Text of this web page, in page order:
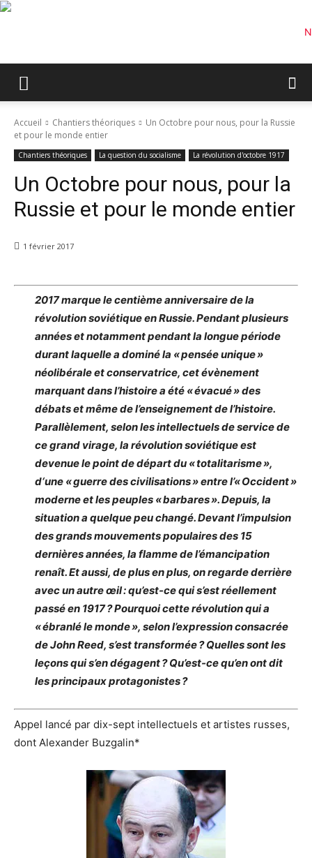
Accueil Chantiers théoriques
Un Octobre pour nous, pour la Russie
et pour le monde entier
Chantiers théoriques La question du socialisme La révolution d'octobre 1917
Un Octobre pour nous, pour la
Russie et pour le monde entier
1 février 2017
2017 marque le centième anniversaire de la
révolution soviétique en Russie. Pendant plusieurs
années et notamment pendant la longue période
durant laquelle a dominé la « pensée unique »
néolibérale et conservatrice, cet évènement
marquant dans l’histoire a été « évacué » des
débats et même de l’enseignement de l’histoire.
Parallèlement, selon les intellectuels de service de
ce grand virage, la révolution soviétique est
devenue le point de départ du « totalitarisme »,
d‘une « guerre des civilisations » entre l’« Occident »
moderne et les peuples « barbares ». Depuis, la
situation a quelque peu changé. Devant l’impulsion
des grands mouvements populaires des 15
dernières années, la flamme de l’émancipation
renaît. Et aussi, de plus en plus, on regarde derrière
avec un autre œil : qu’est-ce qui s’est réellement
passé en 1917 ? Pourquoi cette révolution qui a
« ébranlé le monde », selon l’expression consacrée
de John Reed, s’est transformée ? Quelles sont les
leçons qui s’en dégagent ? Qu’est-ce qu’en ont dit
les principaux protagonistes ?
Appel lancé par dix-sept intellectuels et artistes russes,
dont Alexander Buzgalin*